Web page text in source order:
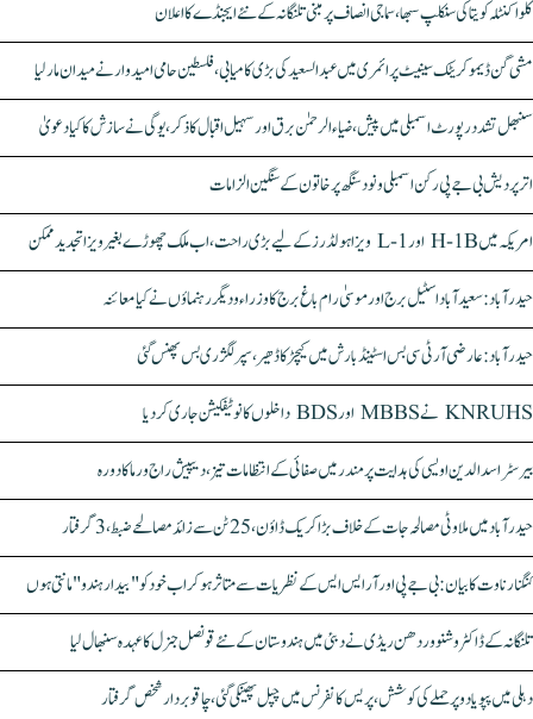
کلواکنٹلہ کویتا کی سنکلپ سبھا، سماجی انصاف پر مبنی تلنگانہ کے نئے ایجنڈے کا اعلان
مشی گن ڈیموکریٹک سینیٹ پرائمری میں عبدالسعید کی بڑی کامیابی، فلسطین حامی امیدوار نے میدان مار لیا
سنبھل تشدد رپورٹ اسمبلی میں پیش، ضیاء الرحمٰن برق اور سہیل اقبال کا ذکر، یوگی نے سازش کا کیا دعویٰ
اتر پردیش بی جے پی رکن اسمبلی ونود سنگھ پر خاتون کے سنگین الزامات
امریکہ میں H-1B اور L-1 ویزا ہولڈرز کے لیے بڑی راحت، اب ملک چھوڑے بغیر ویزا تجدید ممکن
حیدرآباد: سعیدآباد اسٹیل برج اور موسیٰ رام باغ برج کا وزراء و دیگر رہنماؤں نے کیا معائنہ
حیدرآباد: عارضی آر ٹی سی بس اسٹینڈ بارش میں کیچڑ کا ڈھیر، سپر لگژری بس پھنس گئی
KNRUHS نے MBBS اور BDS داخلوں کا نوٹیفکیشن جاری کر دیا
بیرسٹر اسدالدین اویسی کی ہدایت پر مندر میں صفائی کے انتظامات تیز، دیپیش راج ورما کا دورہ
حیدرآباد میں ملاوٹی مصالحہ جات کے خلاف بڑا کریک ڈاؤن، 25 ٹن سے زائد مصالحے ضبط، 3 گرفتار
کنگنا رناوت کا بیان: بی جے پی اور آر ایس ایس کے نظریات سے متاثر ہو کر اب خود کو "بیدار ہندو" مانتی ہوں
تلنگانہ کے ڈاکٹر وشنو وردھن ریڈی نے دبئی میں ہندوستان کے نئے قونصل جنرل کا عہدہ سنبھال لیا
دہلی میں پپو یادو پر حملے کی کوشش، پریس کانفرنس میں چپل پھینکی گئی، چاقو بردار شخص گرفتار